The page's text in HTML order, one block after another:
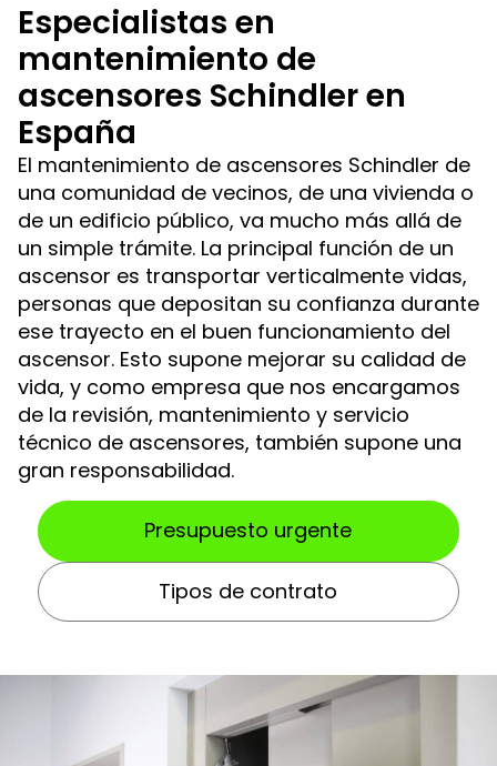
Especialistas en
mantenimiento de
ascensores Schindler en
España
El mantenimiento de ascensores Schindler de
una comunidad de vecinos, de una vivienda o
de un edificio público, va mucho más allá de
un simple trámite. La principal función de un
ascensor es transportar verticalmente vidas,
personas que depositan su confianza durante
ese trayecto en el buen funcionamiento del
ascensor. Esto supone mejorar su calidad de
vida, y como empresa que nos encargamos
de la revisión, mantenimiento y servicio
técnico de ascensores, también supone una
gran responsabilidad.
Presupuesto urgente
Tipos de contrato